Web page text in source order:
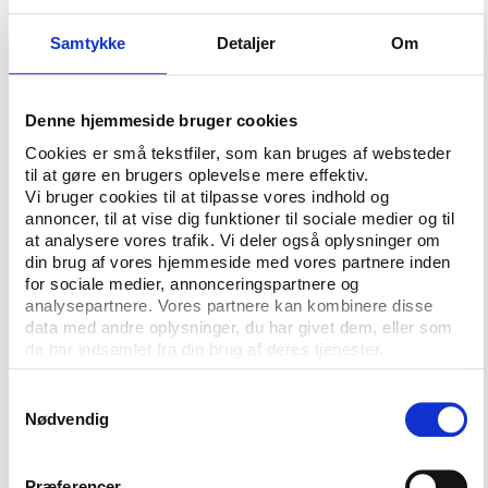
Samtykke Detaljer Om
Denne hjemmeside bruger cookies
Cookies er små tekstfiler, som kan bruges af websteder
til at gøre en brugers oplevelse mere effektiv.
Vi bruger cookies til at tilpasse vores indhold og
annoncer, til at vise dig funktioner til sociale medier og til
at analysere vores trafik. Vi deler også oplysninger om
din brug af vores hjemmeside med vores partnere inden
for sociale medier, annonceringspartnere og
analysepartnere. Vores partnere kan kombinere disse
data med andre oplysninger, du har givet dem, eller som
de har indsamlet fra din brug af deres tjenester.
Nødvendig
Storbritannien i bedste fald er stagnerende, men
dagen efter OL lagde Coe yderligere alen til sin
fortsætte frem mod OL i Rio trods den generelle
økonomiske krise i landet:
”Du kan aldrig bruge for mange penge på eliteidræt.
Det vil altid være den største drivkraft bag
idrætsdeltagelse, og det skal vi ikke skamme os
over. Disse britiske øjeblikke, disse internationale
øjeblikke, som vi har overværet på anlæggene, vil
mere end noget andet inspirere folk til at begynde at
dyrke idræt,” sagde Coe.
konservative premierminister David Cameron om en
kulturændring med øget fokus på konkurrenceidræt
og traditionelle sportsgrene i skolerne trods den